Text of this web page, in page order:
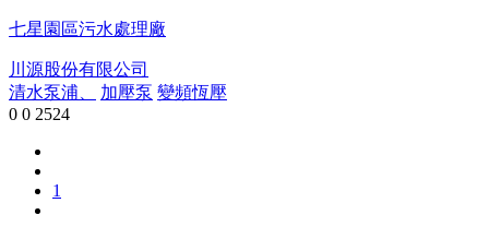
七星園區污水處理廠
川源股份有限公司
清水泵浦、
加壓泵 變頻恆壓
0 0 2524
1